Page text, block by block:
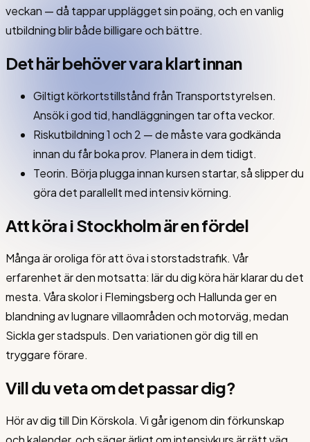
veckan — då tappar upplägget sin poäng, och en vanlig
utbildning blir både billigare och bättre.
Det här behöver vara klart innan
Giltigt körkortstillstånd från Transportstyrelsen.
Ansök i god tid, handläggningen tar ofta veckor.
Riskutbildning 1 och 2 — de måste vara godkända
innan du får boka prov. Planera in dem tidigt.
Teorin. Börja plugga innan kursen startar, så slipper du
göra det parallellt med intensiv körning.
Att köra i Stockholm är en fördel
Många är oroliga för att öva i storstadstrafik. Vår
erfarenhet är den motsatta: lär du dig köra här klarar du det
mesta. Våra skolor i Flemingsberg och Hallunda ger en
blandning av lugnare villaområden och motorväg, medan
Sickla ger stadspuls. Den variationen gör dig till en
tryggare förare.
Vill du veta om det passar dig?
Hör av dig till Din Körskola. Vi går igenom din förkunskap